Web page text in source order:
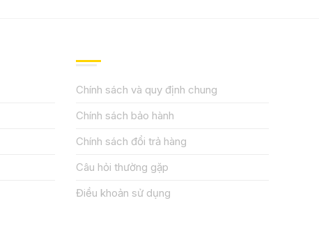
Chính sách và quy định chung
Chính sách bảo hành
Chính sách đổi trả hàng
Câu hỏi thường gặp
Điều khoản sử dụng